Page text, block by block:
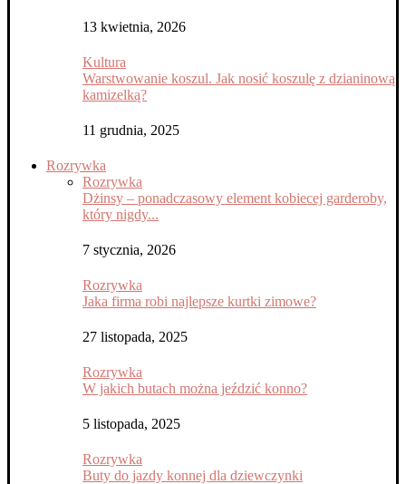
13 kwietnia, 2026
Kultura
Warstwowanie koszul. Jak nosić koszulę z dzianinową
kamizelką?
11 grudnia, 2025
Rozrywka
Rozrywka
Dżinsy – ponadczasowy element kobiecej garderoby,
który nigdy...
7 stycznia, 2026
Rozrywka
Jaka firma robi najlepsze kurtki zimowe?
27 listopada, 2025
Rozrywka
W jakich butach można jeździć konno?
5 listopada, 2025
Rozrywka
Buty do jazdy konnej dla dziewczynki